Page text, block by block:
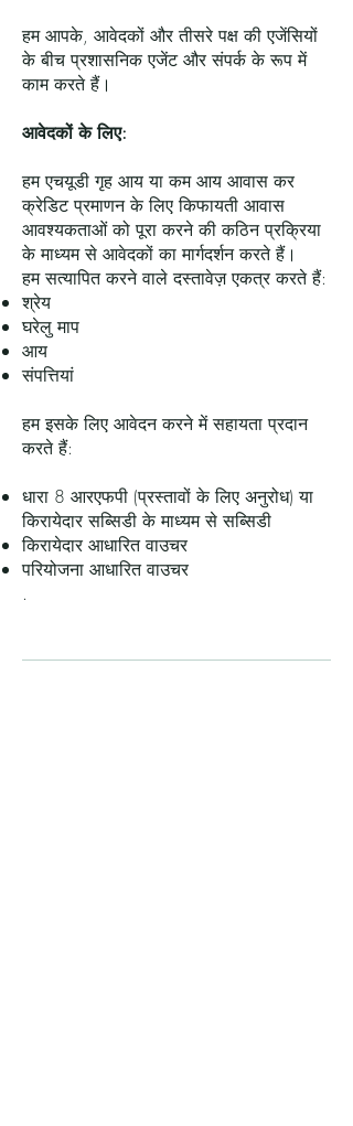
हम आपके, आवेदकों और तीसरे पक्ष की एजेंसियों
के बीच प्रशासनिक एजेंट और संपर्क के रूप में
काम करते हैं।
आवेदकों के लिए:
हम एचयूडी गृह आय या कम आय आवास कर
क्रेडिट प्रमाणन के लिए किफायती आवास
आवश्यकताओं को पूरा करने की कठिन प्रक्रिया
के माध्यम से आवेदकों का मार्गदर्शन करते हैं।
हम सत्यापित करने वाले दस्तावेज़ एकत्र करते हैं:
श्रेय
घरेलु माप
आय
संपत्तियां
हम इसके लिए आवेदन करने में सहायता प्रदान
करते हैं:
धारा 8 आरएफपी (प्रस्तावों के लिए अनुरोध) या
किरायेदार सब्सिडी के माध्यम से सब्सिडी
किरायेदार आधारित वाउचर
परियोजना आधारित वाउचर
.